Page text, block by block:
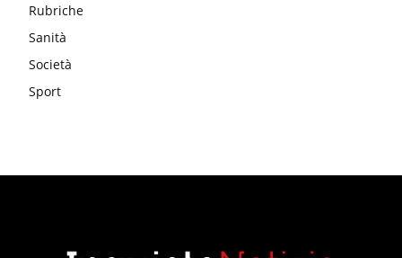
Rubriche
Sanità
Società
Sport